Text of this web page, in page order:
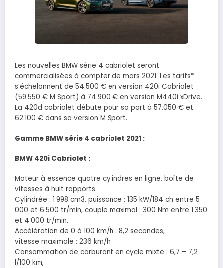
Les nouvelles BMW série 4 cabriolet seront
commercialisées à compter de mars 2021. Les tarifs*
s’échelonnent de 54.500 € en version 420i Cabriolet
(59.550 € M Sport) à 74.900 € en version M440i xDrive.
La 420d cabriolet débute pour sa part à 57.050 € et
62.100 € dans sa version M Sport.
Gamme BMW série 4 cabriolet 2021 :
BMW 420i Cabriolet :
Moteur à essence quatre cylindres en ligne, boîte de
vitesses à huit rapports.
Cylindrée : 1 998 cm3, puissance : 135 kW/184 ch entre 5
000 et 6 500 tr/min, couple maximal : 300 Nm entre 1 350
et 4 000 tr/min.
Accélération de 0 à 100 km/h : 8,2 secondes,
vitesse maximale : 236 km/h.
Consommation de carburant en cycle mixte : 6,7 – 7,2
l/100 km,